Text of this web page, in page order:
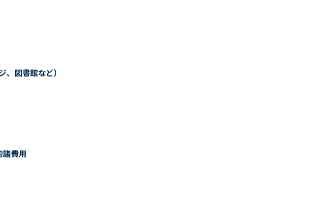
図書館など）
費用